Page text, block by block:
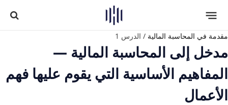
مقدمة في المحاسبة المالية / الدرس 1
مدخل إلى المحاسبة المالية —
المفاهيم الأساسية التي يقوم عليها فهم
الأعمال